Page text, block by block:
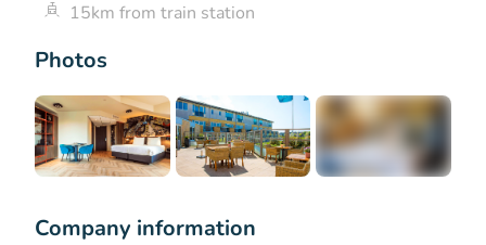
Photos
15km from train station
Company information